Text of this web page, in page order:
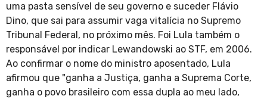
uma pasta sensível de seu governo e suceder Flávio
Dino, que sai para assumir vaga vitalícia no Supremo
Tribunal Federal, no próximo mês. Foi Lula também o
responsável por indicar Lewandowski ao STF, em 2006.
Ao confirmar o nome do ministro aposentado, Lula
afirmou que "ganha a Justiça, ganha a Suprema Corte,
ganha o povo brasileiro com essa dupla ao meu lado,